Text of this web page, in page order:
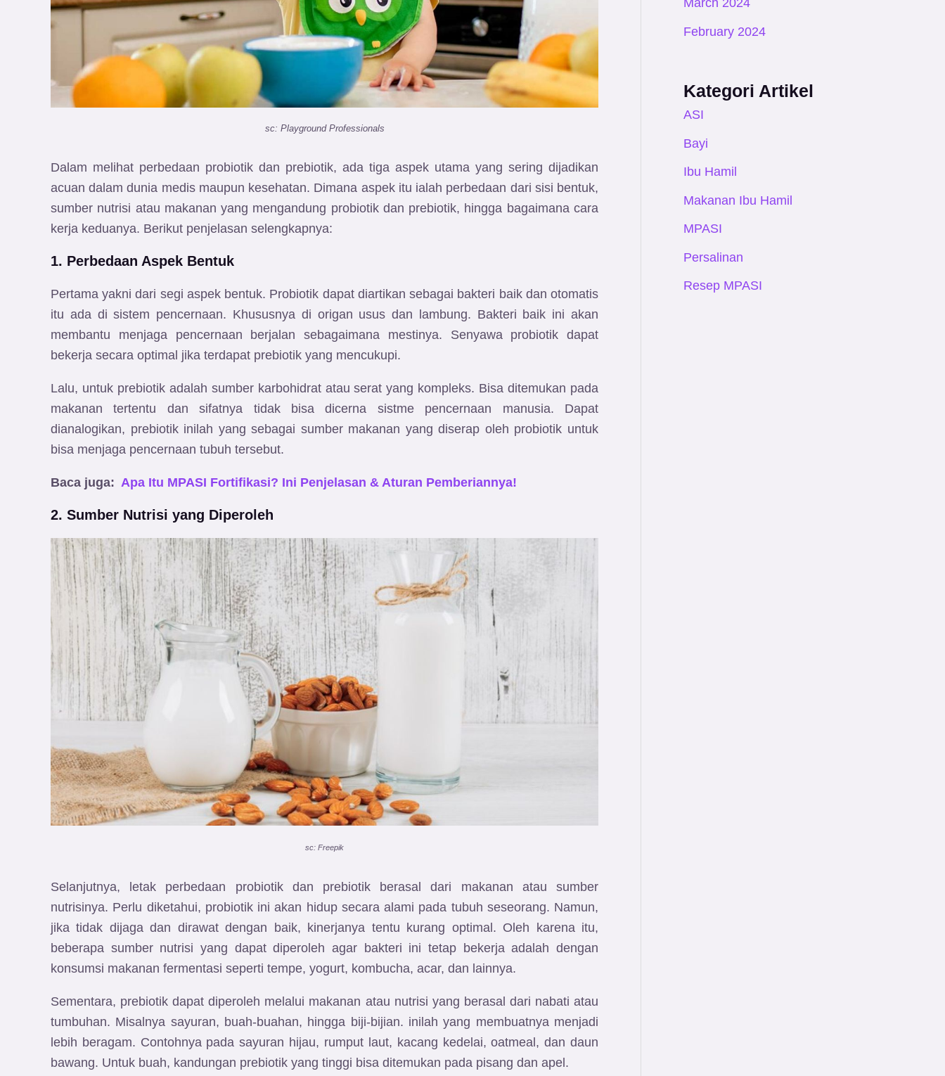
sc: Playground Professionals
Dalam melihat perbedaan probiotik dan prebiotik, ada tiga aspek utama yang sering dijadikan
acuan dalam dunia medis maupun kesehatan. Dimana aspek itu ialah perbedaan dari sisi bentuk,
sumber nutrisi atau makanan yang mengandung probiotik dan prebiotik, hingga bagaimana cara
kerja keduanya. Berikut penjelasan selengkapnya:
1. Perbedaan Aspek Bentuk
Pertama yakni dari segi aspek bentuk. Probiotik dapat diartikan sebagai bakteri baik dan otomatis
itu ada di sistem pencernaan. Khususnya di origan usus dan lambung. Bakteri baik ini akan
membantu menjaga pencernaan berjalan sebagaimana mestinya. Senyawa probiotik dapat
bekerja secara optimal jika terdapat prebiotik yang mencukupi.
Lalu, untuk prebiotik adalah sumber karbohidrat atau serat yang kompleks. Bisa ditemukan pada
makanan tertentu dan sifatnya tidak bisa dicerna sistme pencernaan manusia. Dapat
dianalogikan, prebiotik inilah yang sebagai sumber makanan yang diserap oleh probiotik untuk
bisa menjaga pencernaan tubuh tersebut.
Baca juga: Apa Itu MPASI Fortifikasi? Ini Penjelasan & Aturan Pemberiannya!
2. Sumber Nutrisi yang Diperoleh
sc: Freepik
Selanjutnya, letak perbedaan probiotik dan prebiotik berasal dari makanan atau sumber
nutrisinya. Perlu diketahui, probiotik ini akan hidup secara alami pada tubuh seseorang. Namun,
jika tidak dijaga dan dirawat dengan baik, kinerjanya tentu kurang optimal. Oleh karena itu,
beberapa sumber nutrisi yang dapat diperoleh agar bakteri ini tetap bekerja adalah dengan
konsumsi makanan fermentasi seperti tempe, yogurt, kombucha, acar, dan lainnya.
Sementara, prebiotik dapat diperoleh melalui makanan atau nutrisi yang berasal dari nabati atau
tumbuhan. Misalnya sayuran, buah-buahan, hingga biji-bijian. inilah yang membuatnya menjadi
lebih beragam. Contohnya pada sayuran hijau, rumput laut, kacang kedelai, oatmeal, dan daun
bawang. Untuk buah, kandungan prebiotik yang tinggi bisa ditemukan pada pisang dan apel.
March 2024
February 2024
Kategori Artikel
ASI
Bayi
Ibu Hamil
Makanan Ibu Hamil
MPASI
Persalinan
Resep MPASI